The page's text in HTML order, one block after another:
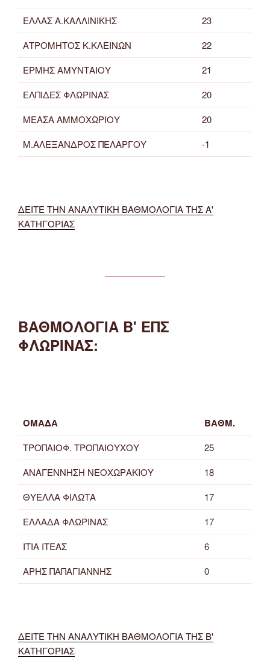
ΕΛΛΑΣ Α.ΚΑΛΛΙΝΙΚΗΣ
23
ΑΤΡΟΜΗΤΟΣ Κ.ΚΛΕΙΝΩΝ
22
ΕΡΜΗΣ ΑΜΥΝΤΑΙΟΥ
21
ΕΛΠΙΔΕΣ ΦΛΩΡΙΝΑΣ
20
ΜΕΑΣΑ ΑΜΜΟΧΩΡΙΟΥ
20
Μ.ΑΛΕΞΑΝΔΡΟΣ ΠΕΛΑΡΓΟΥ
-1
ΔΕΙΤΕ ΤΗΝ ΑΝΑΛΥΤΙΚΗ ΒΑΘΜΟΛΟΓΙΑ ΤΗΣ Α'
ΚΑΤΗΓΟΡΙΑΣ
ΒΑΘΜΟΛΟΓΙΑ Β' ΕΠΣ
ΦΛΩΡΙΝΑΣ:
ΟΜΑΔΑ ΒΑΘΜ.
ΤΡΟΠΑΙΟΦ. ΤΡΟΠΑΙΟΥΧΟΥ
25
ΑΝΑΓΕΝΝΗΣΗ ΝΕΟΧΩΡΑΚΙΟΥ
18
ΘΥΕΛΛΑ ΦΙΛΩΤΑ
17
ΕΛΛΑΔΑ ΦΛΩΡΙΝΑΣ
17
ΙΤΙΑ ΙΤΕΑΣ
6
ΑΡΗΣ ΠΑΠΑΓΙΑΝΝΗΣ
0
ΔΕΙΤΕ ΤΗΝ ΑΝΑΛΥΤΙΚΗ ΒΑΘΜΟΛΟΓΙΑ ΤΗΣ Β'
ΚΑΤΗΓΟΡΙΑΣ